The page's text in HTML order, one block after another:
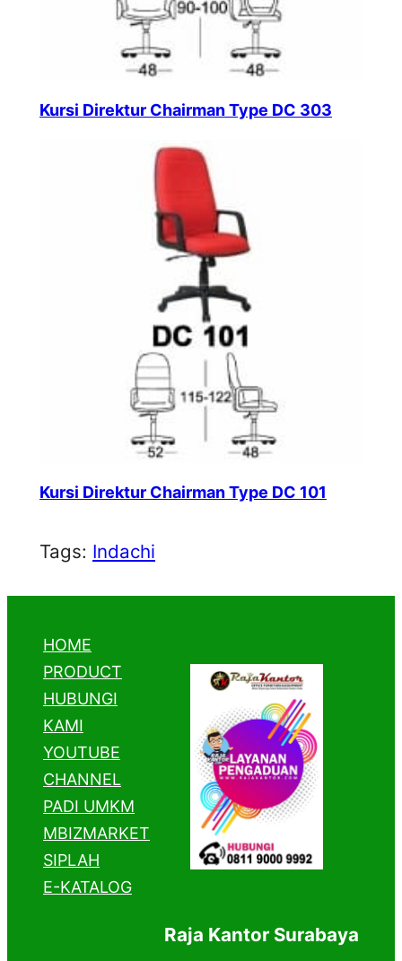
Kursi Direktur Chairman Type DC 303
Kursi Direktur Chairman Type DC 101
Tags: Indachi
HOME
PRODUCT
HUBUNGI
KAMI
YOUTUBE
CHANNEL
PADI UMKM
MBIZMARKET
SIPLAH
E-KATALOG
Raja Kantor Surabaya